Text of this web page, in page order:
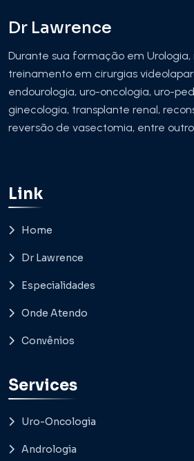
Dr Lawrence
Durante sua formação em Urologia,
treinamento em cirurgias
endourologia, uro-oncologia, uro-
ginecologia, transplante renal,
reversão de vasectomia, entre
Link
Home
Dr Lawrence
Especialidades
Onde Atendo
Convênios
Services
Uro-Oncologia
Andrologia